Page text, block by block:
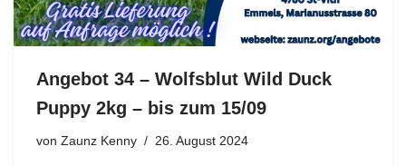
Angebot 34 – Wolfsblut Wild Duck
Puppy 2kg – bis zum 15/09
von Zaunz Kenny 26. August 2024